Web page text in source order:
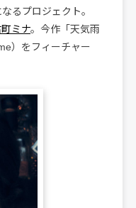
るプロジェクト。
ミナ。今作「天気雨
）をフィーチャー